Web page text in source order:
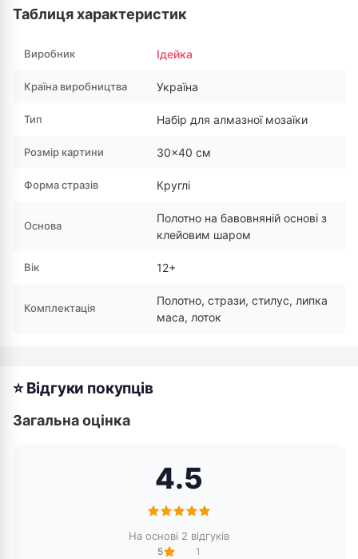
Таблиця характеристик
Виробник Ідейка
Країна виробництва Україна
Тип Набір для алмазної мозаїки
Розмір картини 30×40 см
Форма стразів Круглі
Основа
Полотно на бавовняній основі з
клейовим шаром
Вік 12+
Комплектація
Полотно, стрази, стилус, липка
маса, лоток
⭐ Відгуки покупців
Загальна оцінка
4.5
На основі 2 відгуків
5
1